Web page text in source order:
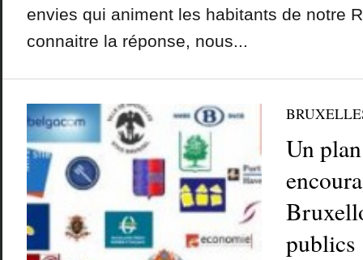
envies qui animent les habitants de notre
connaitre la réponse, nous...
Un
publics